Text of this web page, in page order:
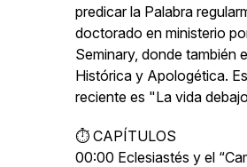
predicar la Palabra
doctorado en ministerio
Seminary, donde también
Histórica y Apologética.
reciente es "La vida
⏱ CAPÍTULOS
00:00 Eclesiastés y el